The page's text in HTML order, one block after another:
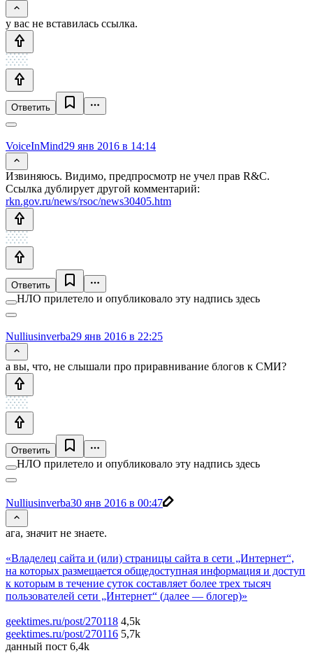
у вас не вставилась ссылка.
Ответить
VoiceInMind29 янв 2016 в 14:14
Извиняюсь. Видимо, предпросмотр не учел прав R&C.
Ссылка дублирует другой комментарий:
rkn.gov.ru/news/rsoc/news30405.htm
Ответить
НЛО прилетело и опубликовало эту надпись здесь
Nulliusinverba29 янв 2016 в 22:25
а вы, что, не слышали про приравнивание блогов к СМИ?
Ответить
НЛО прилетело и опубликовало эту надпись здесь
Nulliusinverba30 янв 2016 в 00:47
ага, значит не знаете.
«Владелец сайта и (или) страницы сайта в сети „Интернет“,
на которых размещается общедоступная информация и доступ
к которым в течение суток составляет более трех тысяч
пользователей сети „Интернет“ (далее — блогер)»
geektimes.ru/post/270118 4,5k
geektimes.ru/post/270116 5,7k
данный пост 6,4k